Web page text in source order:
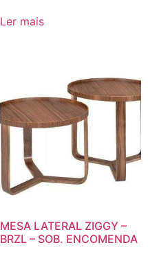
Ler mais
MESA LATERAL ZIGGY –
BRZL – SOB. ENCOMENDA